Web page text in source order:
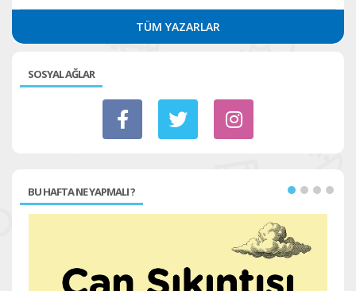
TÜM YAZARLAR
SOSYAL AĞLAR
BU HAFTA NE YAPMALI ?